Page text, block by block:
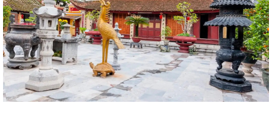
Nghị quyết thành lập phòng chuyên môn
Trung tâm chính trị phường Thủy Nguyên tiếp tục tổ chức lớp bồi
dưỡng lý luận chính trị và nghiệp...
Thông báo của UBND phường Thủy Nguyên Tóm tắt thành tích cá
nhân đề nghị xét tặng danh hiệu nhà...